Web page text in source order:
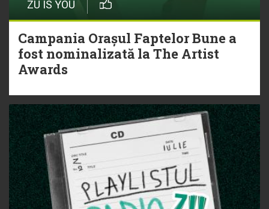
ZU IS YOU
Campania Orașul Faptelor Bune a
fost nominalizată la The Artist
Awards